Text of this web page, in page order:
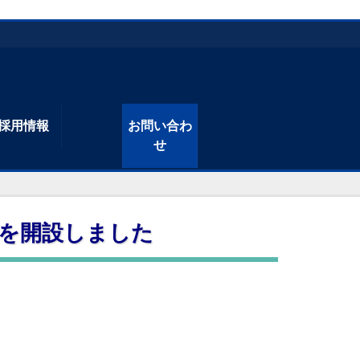
用情報
お問い合わ
せ
開設しました